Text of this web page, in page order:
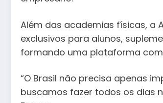
Além das academias físicas, a
exclusivos para alunos,
formando uma plataforma
“O Brasil não precisa apenas
buscamos fazer todos os dias